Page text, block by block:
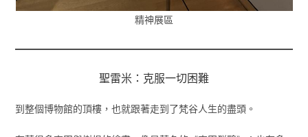
精神展區
聖雷米：克服一切困難
到整個博物館的頂樓，也就跟著走到了梵谷人生的盡頭。